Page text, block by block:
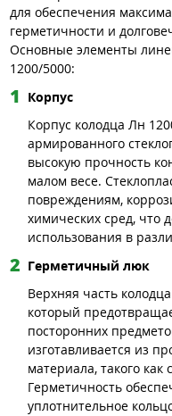
для обеспечения
герметичности и
Основные элементы
1200/5000:
Корпус
Корпус колодца Лн
армированного
высокую прочность
малом весе.
повреждениям,
химических сред, что
использования в
Герметичный люк
Верхняя часть
который
посторонних
изготавливается из
материала, такого как
Герметичность
уплотнительное